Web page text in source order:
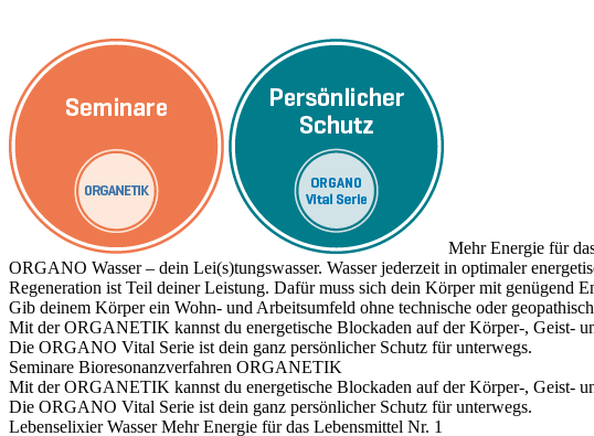
Mehr Energie für
ORGANO Wasser – dein Lei(s)tungswasser. Wasser jederzeit in optimaler
Regeneration ist Teil deiner Leistung. Dafür muss sich dein Körper mit genügend
Gib deinem Körper ein Wohn- und Arbeitsumfeld ohne technische oder
Mit der ORGANETIK kannst du energetische Blockaden auf der Körper-, Geist-
Die ORGANO Vital Serie ist dein ganz persönlicher Schutz für unterwegs.
Seminare Bioresonanzverfahren ORGANETIK
Mit der ORGANETIK kannst du energetische Blockaden auf der Körper-, Geist-
Die ORGANO Vital Serie ist dein ganz persönlicher Schutz für unterwegs.
Lebenselixier Wasser Mehr Energie für das Lebensmittel Nr. 1